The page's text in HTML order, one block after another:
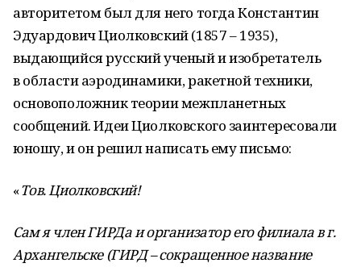
авторитетом был для него тогда Константин
Эдуардович Циолковский (1857 – 1935),
выдающийся русский ученый и изобретатель
вобласти аэродинамики, ракетной техники,
основоположник теории межпланетных
сообщений. Идеи Циолковского заинтересовали
юношу, и он решил написать ему письмо:
«Тов. Циолковский!
Сам я член ГИРДа и организатор его филиала в г.
Архангельске (ГИРД – сокращенное название